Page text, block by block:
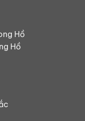
Hồ
Hồ